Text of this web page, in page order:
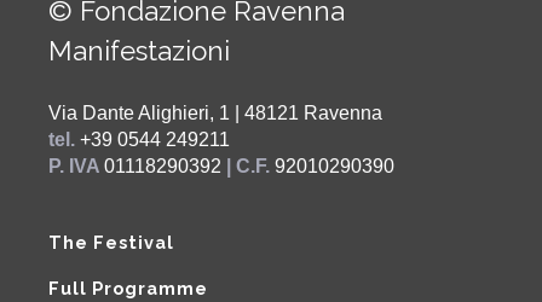
© Fondazione Ravenna
Manifestazioni
Via Dante Alighieri, 1 | 48121 Ravenna
tel. +39 0544 249211
P. IVA 01118290392 | C.F. 92010290390
The Festival
Full Programme